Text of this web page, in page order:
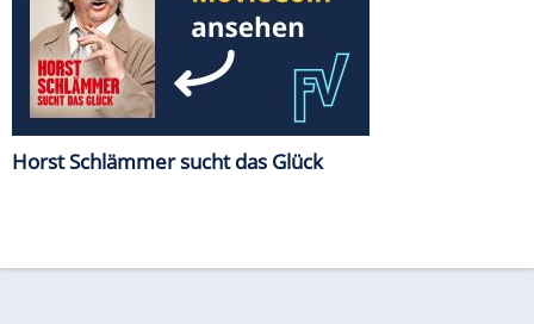
Horst Schlämmer sucht das Glück